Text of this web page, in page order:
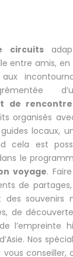
circuits
entre amis,
de
organisés
locaux,
cela est
le
voyage.
de partages,
des souvenirs
de
l’empreinte
Nos
conseiller,